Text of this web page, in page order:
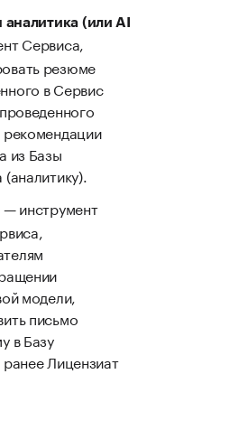
аналитика (или AI
Сервиса,
резюме
в Сервис
рекомендации
из Базы
— инструмент
модели,
письмо
в Базу
Лицензиат